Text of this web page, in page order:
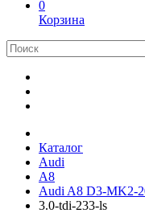
0
Корзина
Каталог
Audi
A8
Audi A8 D3-MK2-
3.0-tdi-233-ls